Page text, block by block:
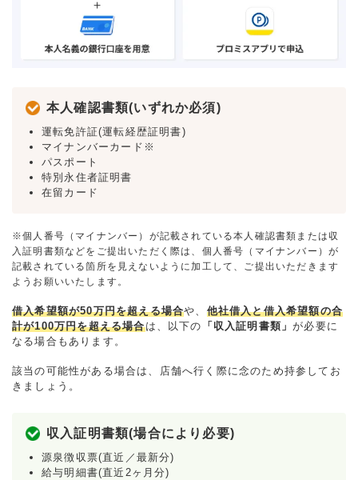
本人確認書類(いずれか必須)
運転免許証(運転経歴証明書)
マイナンバーカード※
パスポート
特別永住者証明書
在留カード
※個人番号（マイナンバー）が記載されている本人確認書類または収
入証明書類などをご提出いただく際は、個人番号（マイナンバー）が
記載されている箇所を見えないように加工して、ご提出いただきます
ようお願いいたします。
借入希望額が50万円を超える場合や、 他社借入と借入希望額の合
計が100万円を超える場合は、以下の 「収入証明書類」が必要に
なる場合もあります。
該当の可能性がある場合は、店舗へ行く際に念のため持参してお
きましょう。
収入証明書類(場合により必要)
源泉徴収票(直近／最新分)
給与明細書(直近2ヶ月分)